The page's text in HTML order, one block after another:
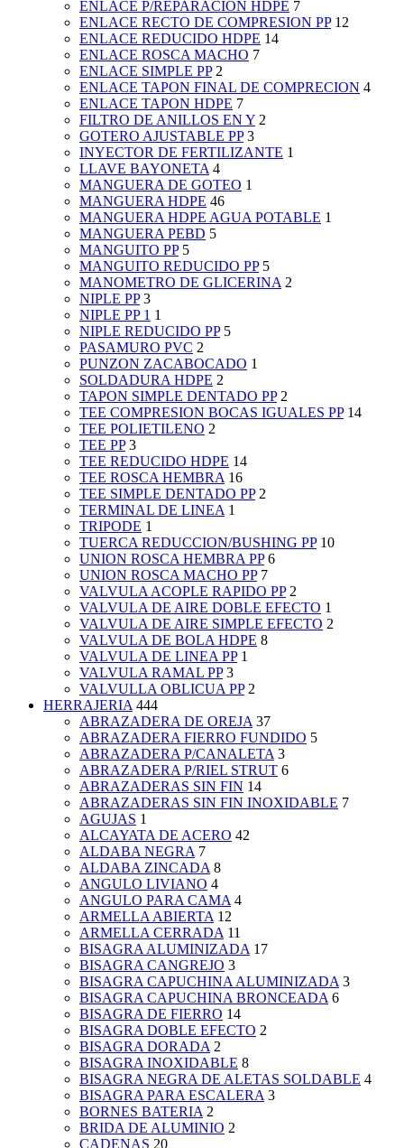
ENLACE P/REPARACION HDPE 7
ENLACE RECTO DE COMPRESION PP 12
ENLACE REDUCIDO HDPE 14
ENLACE ROSCA MACHO 7
ENLACE SIMPLE PP 2
ENLACE TAPON FINAL DE COMPRECION 4
ENLACE TAPON HDPE 7
FILTRO DE ANILLOS EN Y 2
GOTERO AJUSTABLE PP 3
INYECTOR DE FERTILIZANTE 1
LLAVE BAYONETA 4
MANGUERA DE GOTEO 1
MANGUERA HDPE 46
MANGUERA HDPE AGUA POTABLE 1
MANGUERA PEBD 5
MANGUITO PP 5
MANGUITO REDUCIDO PP 5
MANOMETRO DE GLICERINA 2
NIPLE PP 3
NIPLE PP 1 1
NIPLE REDUCIDO PP 5
PASAMURO PVC 2
PUNZON ZACABOCADO 1
SOLDADURA HDPE 2
TAPON SIMPLE DENTADO PP 2
TEE COMPRESION BOCAS IGUALES PP 14
TEE POLIETILENO 2
TEE PP 3
TEE REDUCIDO HDPE 14
TEE ROSCA HEMBRA 16
TEE SIMPLE DENTADO PP 2
TERMINAL DE LINEA 1
TRIPODE 1
TUERCA REDUCCION/BUSHING PP 10
UNION ROSCA HEMBRA PP 6
UNION ROSCA MACHO PP 7
VALVULA ACOPLE RAPIDO PP 2
VALVULA DE AIRE DOBLE EFECTO 1
VALVULA DE AIRE SIMPLE EFECTO 2
VALVULA DE BOLA HDPE 8
VALVULA DE LINEA PP 1
VALVULA RAMAL PP 3
VALVULLA OBLICUA PP 2
HERRAJERIA 444
ABRAZADERA DE OREJA 37
ABRAZADERA FIERRO FUNDIDO 5
ABRAZADERA P/CANALETA 3
ABRAZADERA P/RIEL STRUT 6
ABRAZADERAS SIN FIN 14
ABRAZADERAS SIN FIN INOXIDABLE 7
AGUJAS 1
ALCAYATA DE ACERO 42
ALDABA NEGRA 7
ALDABA ZINCADA 8
ANGULO LIVIANO 4
ANGULO PARA CAMA 4
ARMELLA ABIERTA 12
ARMELLA CERRADA 11
BISAGRA ALUMINIZADA 17
BISAGRA CANGREJO 3
BISAGRA CAPUCHINA ALUMINIZADA 3
BISAGRA CAPUCHINA BRONCEADA 6
BISAGRA DE FIERRO 14
BISAGRA DOBLE EFECTO 2
BISAGRA DORADA 2
BISAGRA INOXIDABLE 8
BISAGRA NEGRA DE ALETAS SOLDABLE 4
BISAGRA PARA ESCALERA 3
BORNES BATERIA 2
BRIDA DE ALUMINIO 2
CADENAS 20